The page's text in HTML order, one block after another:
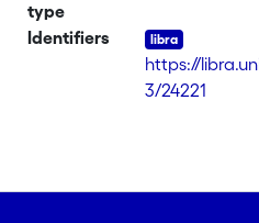
type
Identifiers
https://
3/24221